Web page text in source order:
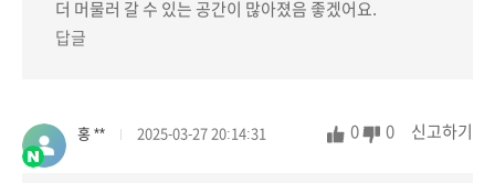
더 머물러 갈 수 있는 공간이 많아졌음 좋겠어요.
답글
홍 ** 2025-03-27 20:14:31 0 0 신고하기